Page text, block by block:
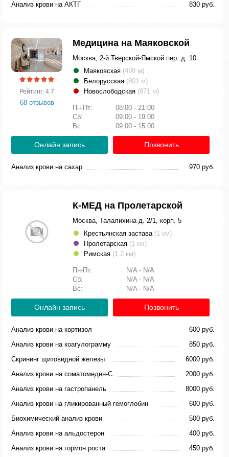
Анализ крови на АКТГ
830 руб.
Рейтинг: 4.7
68 отзывов
Медицина на Маяковской
Москва, 2-й Тверской-Ямской пер. д. 10
Маяковская (498 м)
Белорусская (801 м)
Новослободская (971 м)
Пн-Пт:
08:00 - 21:00
Сб:
09:00 - 19:00
Вс:
09:00 - 15:00
Онлайн запись Позвонить
Анализ крови на сахар 970 руб.
К-МЕД на Пролетарской
Москва, Талалихина д. 2/1, корп. 5
Крестьянская застава (1 км)
Пролетарская (1 км)
Римская (1.2 км)
Пн-Пт:
N/A - N/A
Сб:
N/A - N/A
Вс:
N/A - N/A
Онлайн запись Позвонить
Анализ крови на кортизол
600 руб.
Анализ крови на коагулограмму
850 руб.
Скрининг щитовидной железы
6000 руб.
Анализ крови на соматомедин-С
2000 руб.
Анализ крови на гастропанель
8000 руб.
Анализ крови на гликированный гемоглобин
600 руб.
Биохимический анализ крови
500 руб.
Анализ крови на альдостерон
400 руб.
Анализ крови на гормон роста
450 руб.